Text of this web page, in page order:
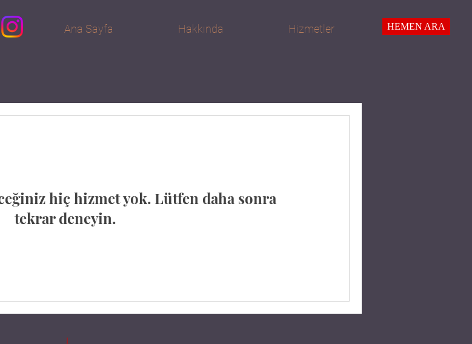
HEMEN ARA
Ana Sayfa Hakkında Hizmetler
hiç hizmet yok. Lütfen daha sonra
tekrar deneyin.